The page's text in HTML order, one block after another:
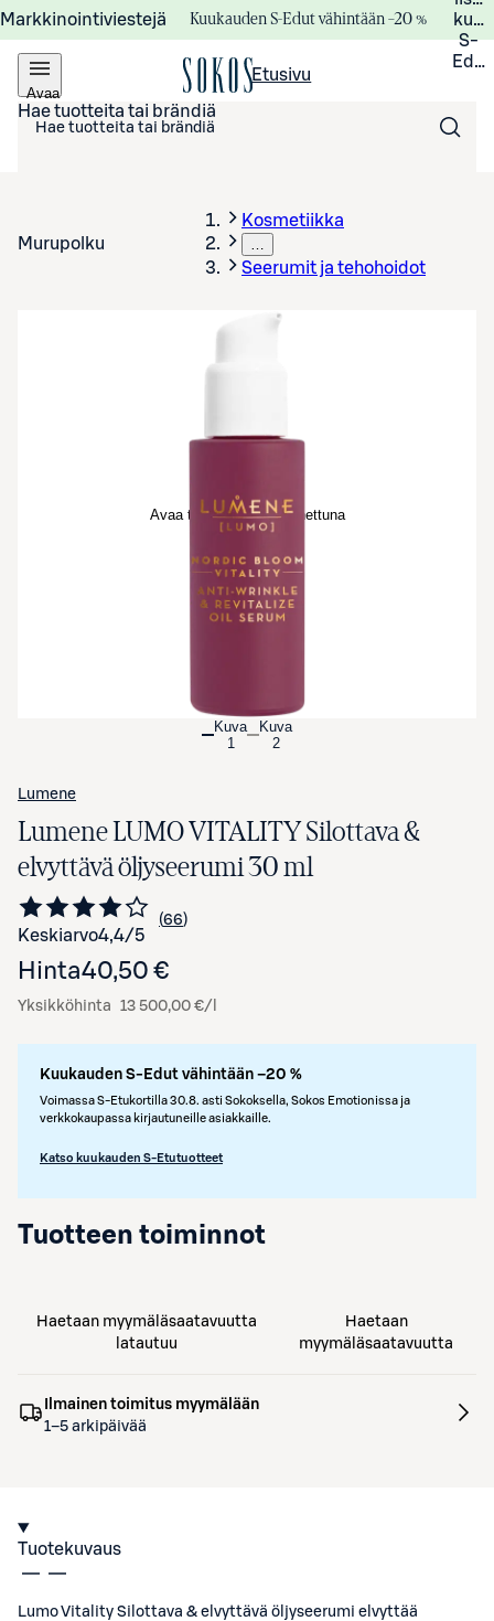
Markkinointiviestejä Kuukauden S-Edut vähintään –20 %
S-
Avaa
valikko
Etusivu
Hae tuotteita tai brändiä
Murupolku
Kosmetiikka
…
Seerumit ja tehohoidot
Avaa tuotekuva suurennettuna
Kuva
1
Kuva
2
Lumene
Lumene LUMO VITALITY Silottava &
elvyttävä öljyseerumi 30 ml
Keskiarvo4,4/5 Siirry arvioihin
66
kappaletta
Hinta40,50 €
Yksikköhinta 13 500,00 €/l
Kuukauden S-Edut vähintään –20 %
Voimassa S-Etukortilla 30.8. asti Sokoksella, Sokos Emotionissa ja
verkkokaupassa kirjautuneille asiakkaille.
Katso kuukauden S-Etutuotteet
Tuotteen toiminnot
Haetaan myymäläsaatavuutta
latautuu
Haetaan
myymäläsaatavuutta
Ilmainen toimitus myymälään
1–5 arkipäivää
Tuotekuvaus
Lumo Vitality Silottava & elvyttävä öljyseerumi elvyttää